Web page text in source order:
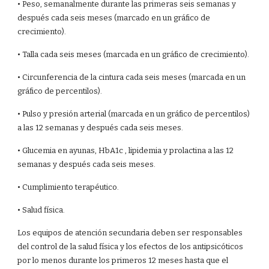
• Peso, semanalmente durante las primeras seis semanas y
después cada seis meses (marcado en un gráfico de
crecimiento).
• Talla cada seis meses (marcada en un gráfico de crecimiento).
• Circunferencia de la cintura cada seis meses (marcada en un
gráfico de percentilos).
• Pulso y presión arterial (marcada en un gráfico de percentilos)
a las 12 semanas y después cada seis meses.
• Glucemia en ayunas, HbA1c , lipidemia y prolactina a las 12
semanas y después cada seis meses.
• Cumplimiento terapéutico.
• Salud física.
Los equipos de atención secundaria deben ser responsables
del control de la salud física y los efectos de los antipsicóticos
por lo menos durante los primeros 12 meses hasta que el